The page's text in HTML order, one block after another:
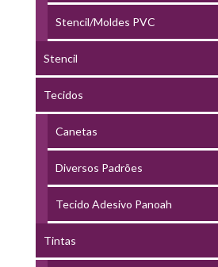
Stencil/Moldes PVC
Stencil
Tecidos
Canetas
Diversos Padrões
Tecido Adesivo Panoah
Tintas